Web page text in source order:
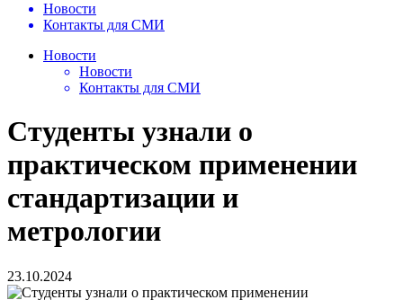
Новости
Контакты для СМИ
Новости
Новости
Контакты для СМИ
Студенты узнали о
практическом применении
стандартизации и
метрологии
23.10.2024